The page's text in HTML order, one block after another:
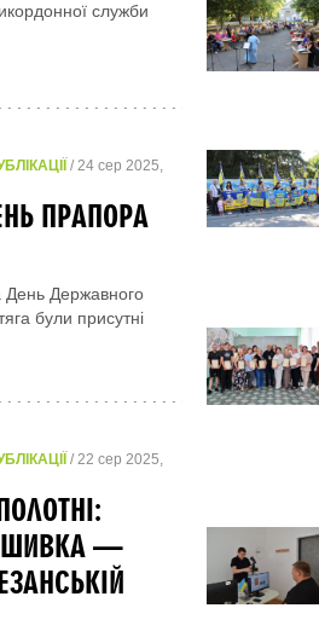
служби
/ 24 сер 2025,
ПРАПОРА
День Державного
були присутні
/ 22 сер 2025,
—